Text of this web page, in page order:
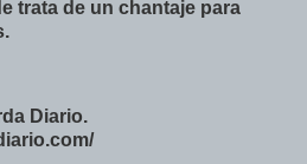
trata de un chantaje para
Diario.